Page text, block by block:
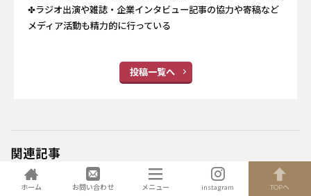
✤ラジオ出演や雑誌・企業インタビュー記事の協力や寄稿など
メディア活動も精力的に行っている
投稿一覧へ
関連記事
不登校から医学の道を志
ホーム お問い合わせ メニュー instagram TOPへ